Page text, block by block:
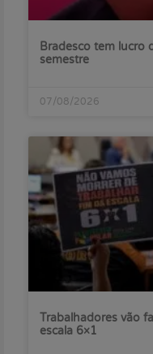
Bradesco tem lucro
semestre
07/08/2026
Trabalhadores vão
escala 6×1